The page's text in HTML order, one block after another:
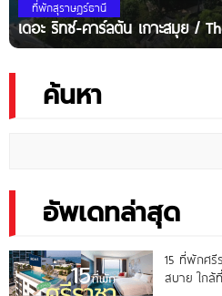
ที่พักสุราษฎร์ธานี
เดอะ ริทซ์-คาร์ลตัน เกาะสมุย /
ค้นหา
อัพเดทล่าสุด
15 ที่พักศรี
สบาย ใกล้